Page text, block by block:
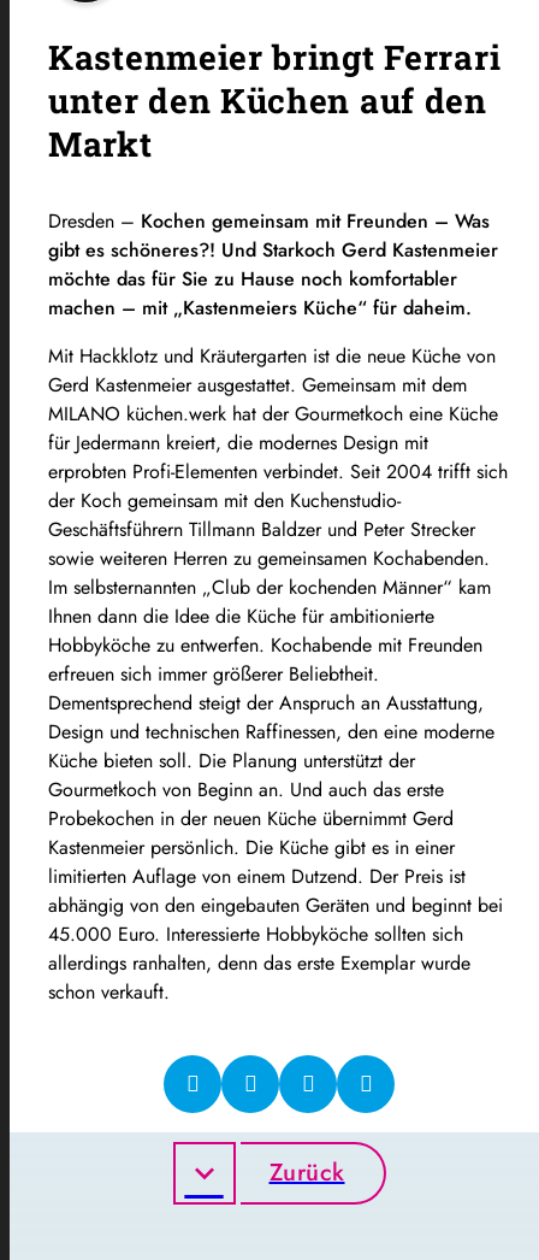
Kastenmeier bringt Ferrari
unter den Küchen auf den
Markt
Dresden – Kochen gemeinsam mit Freunden – Was
gibt es schöneres?! Und Starkoch Gerd Kastenmeier
möchte das für Sie zu Hause noch komfortabler
machen – mit „Kastenmeiers Küche“ für daheim.
Mit Hackklotz und Kräutergarten ist die neue Küche von
Gerd Kastenmeier ausgestattet. Gemeinsam mit dem
MILANO küchen.werk hat der Gourmetkoch eine Küche
für Jedermann kreiert, die modernes Design mit
erprobten Profi-Elementen verbindet. Seit 2004 trifft sich
der Koch gemeinsam mit den Kuchenstudio-
Geschäftsführern Tillmann Baldzer und Peter Strecker
sowie weiteren Herren zu gemeinsamen Kochabenden.
Im selbsternannten „Club der kochenden Männer“ kam
Ihnen dann die Idee die Küche für ambitionierte
Hobbyköche zu entwerfen. Kochabende mit Freunden
erfreuen sich immer größerer Beliebtheit.
Dementsprechend steigt der Anspruch an Ausstattung,
Design und technischen Raffinessen, den eine moderne
Küche bieten soll. Die Planung unterstützt der
Gourmetkoch von Beginn an. Und auch das erste
Probekochen in der neuen Küche übernimmt Gerd
Kastenmeier persönlich. Die Küche gibt es in einer
limitierten Auflage von einem Dutzend. Der Preis ist
abhängig von den eingebauten Geräten und beginnt bei
45.000 Euro. Interessierte Hobbyköche sollten sich
allerdings ranhalten, denn das erste Exemplar wurde
schon verkauft.
Zurück